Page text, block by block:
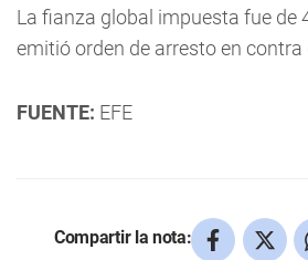
La fianza global impuesta fue de
emitió orden de arresto en contra
FUENTE: EFE
Compartir la nota: